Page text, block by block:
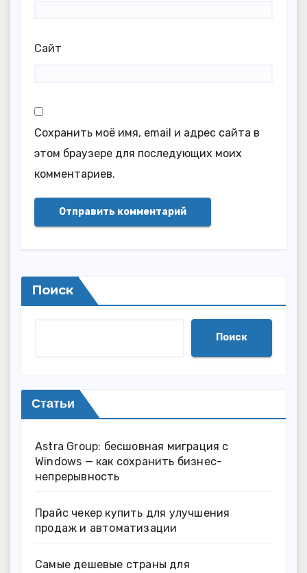
Сайт
Сохранить моё имя, email и адрес сайта в
этом браузере для последующих моих
комментариев.
Поиск
Поиск
Статьи
Astra Group: бесшовная миграция с
Windows — как сохранить бизнес-
непрерывность
Прайс чекер купить для улучшения
продаж и автоматизации
Самые дешевые страны для